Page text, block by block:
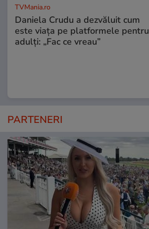
TVMania.ro
Daniela Crudu a dezvăluit cum
este viața pe platformele pentru
adulți: „Fac ce vreau”
PARTENERI